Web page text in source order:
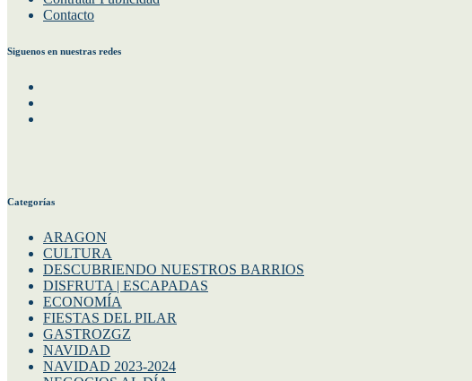
Contacto
Siguenos en nuestras redes
Categorías
ARAGON
CULTURA
DESCUBRIENDO NUESTROS BARRIOS
DISFRUTA | ESCAPADAS
ECONOMÍA
FIESTAS DEL PILAR
GASTROZGZ
NAVIDAD
NAVIDAD 2023-2024